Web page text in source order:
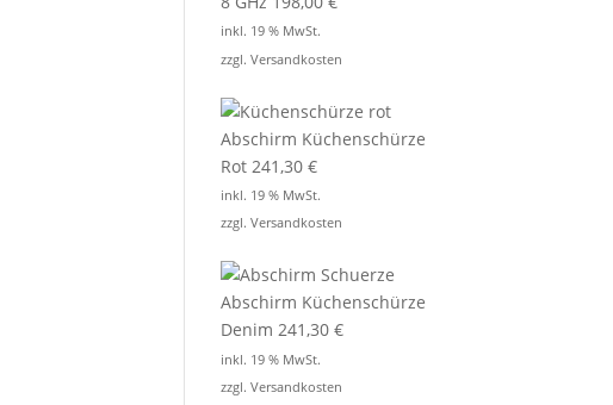
inkl. 19 % MwSt.
zzgl.Versandkosten
Abschirm Küchenschürze
Rot 241,30€
inkl. 19 % MwSt.
zzgl.Versandkosten
Abschirm Küchenschürze
Denim 241,30€
inkl. 19 % MwSt.
zzgl.Versandkosten